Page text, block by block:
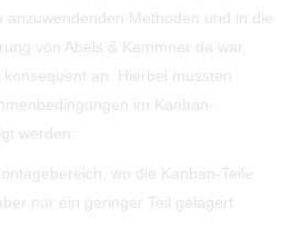
anzuwendenden Methoden und in die
von Abels & Kemmner da war,
an. Hierbei mussten
im Kanban-
werden:
wo die Kanban-Teile
nur ein geringer Teil gelagert